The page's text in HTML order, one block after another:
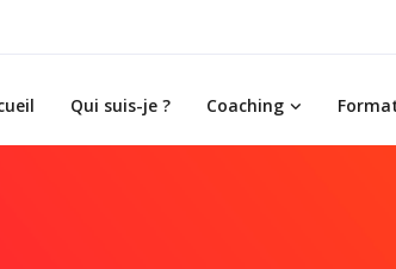
Qui suis-je ? Coaching